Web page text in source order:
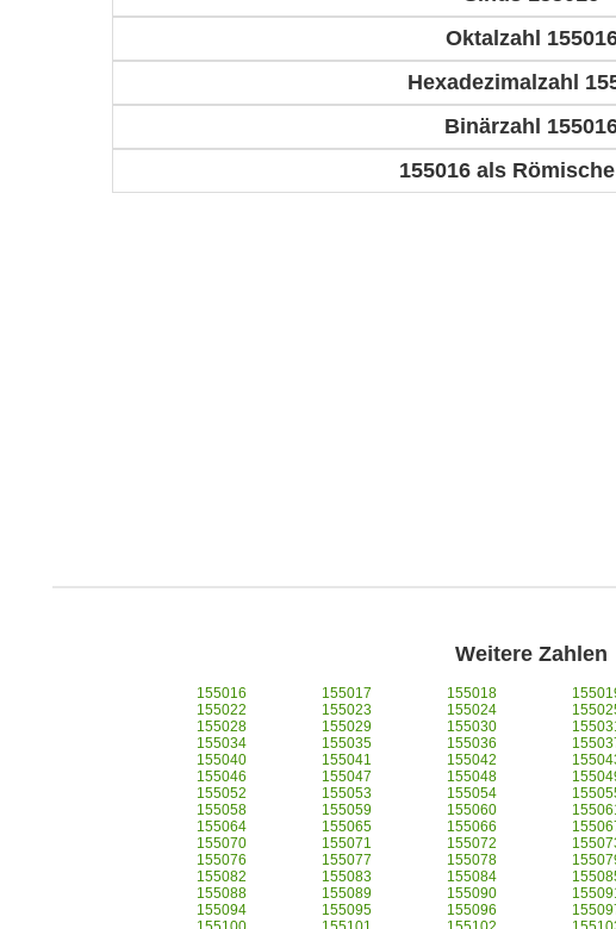
Oktalzahl
Hexadezimalzahl
Binärzahl
155016 als Römische
Weitere Zahlen
155016 155017 155018
155022
155023 155024
155028
155029 155030
155034
155035 155036
155040
155041 155042
155046
155047 155048
155052
155053 155054
155058
155059 155060
155064
155065 155066
155070
155071 155072
155076
155077 155078
155082
155083 155084
155088
155089 155090
155094
155095 155096